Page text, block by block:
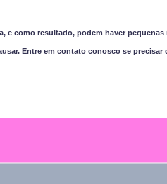
como resultado, podem haver
Entre em contato conosco se precisar